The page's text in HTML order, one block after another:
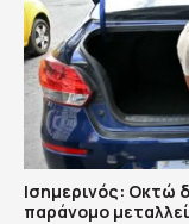
Ισημερινός: Οκτώ
παράνομο